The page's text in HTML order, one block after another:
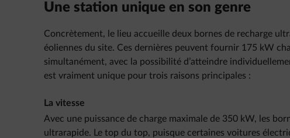
Une station unique en son genre
Concrètement, le lieu accueille deux bornes de recharge
éoliennes du site. Ces dernières peuvent fournir 175 kW
simultanément, avec la possibilité d’atteindre
est vraiment unique pour trois raisons principales :
La vitesse
Avec une puissance de charge maximale de 350 kW, les
ultrarapide. Le top du top, puisque certaines voitures